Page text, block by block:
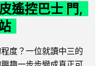
遙控巴士 門,
度？一位就讀中三的
趣一步步變成真正可